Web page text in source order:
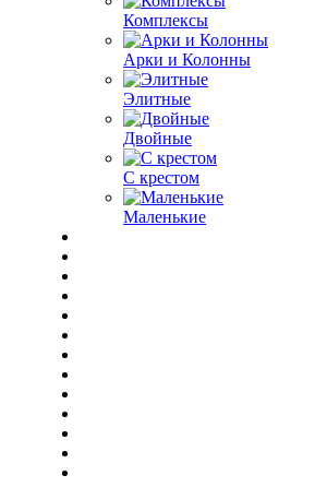
Комплексы
Арки и Колонны
Элитные
Двойные
С крестом
Маленькие